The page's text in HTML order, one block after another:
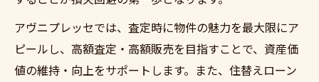
住替え資金計画とタイミングの取り方
マンションからの住替え時の引き渡し手続
き
アヴニプレッセでは、査定時に物件の魅力を最大限にア
ピールし、高額査定・高額販売を目指すことで、資産価
値の維持・向上をサポートします。また、住替えローン